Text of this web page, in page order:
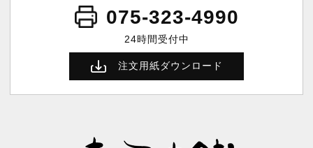
075-323-4990
24時間受付中
注文用紙ダウンロード